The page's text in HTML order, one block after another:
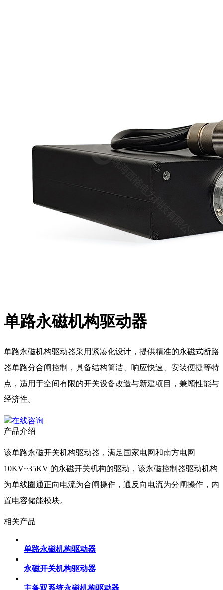
单路永磁机构驱动器
单路永磁机构驱动器采用紧凑化设计，提供精准的永磁式断路
器单路分合闸控制，具备结构简洁、响应快速、安装便捷等特
点，适用于空间有限的开关设备改造与新建项目，兼顾性能与
经济性。
在线咨询
产品介绍
该单路永磁开关机构驱动器，满足国家电网和南方电网
10KV~35KV 的永磁开关机构的驱动，该永磁控制器驱动机构
为单线圈通正向电流为合闸操作，通反向电流为分闸操作，内
置电容储能模块。
相关产品
单路永磁机构驱动器
永磁开关机构驱动器
主备双系统永磁机构驱动器